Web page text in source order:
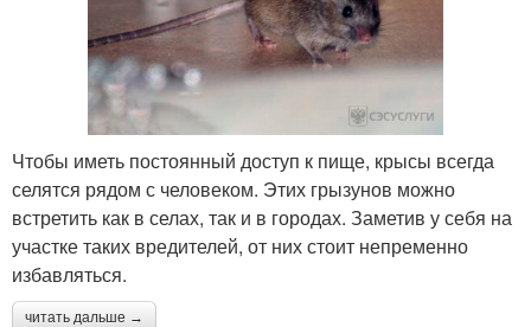
Чтобы иметь постоянный доступ к пище, крысы всегда
селятся рядом с человеком. Этих грызунов можно
встретить как в селах, так и в городах. Заметив у себя на
участке таких вредителей, от них стоит непременно
избавляться.
читать дальше →